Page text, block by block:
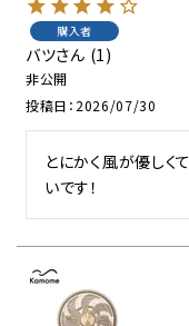
購入者
バツ 1
非公開
投稿日 2026/07/30
とにかく風が優しく
いです！